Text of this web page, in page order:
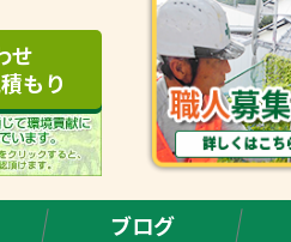
せ
もり
ブログ